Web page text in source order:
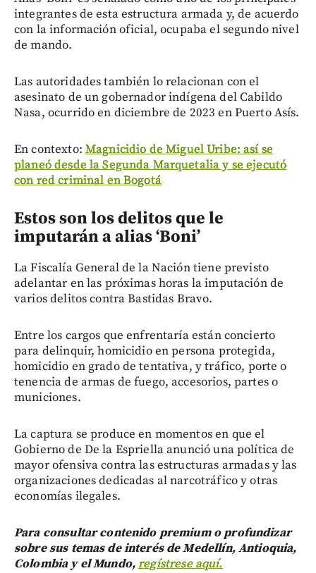
integrantes de esta estructura armada y, de acuerdo
con la información oficial, ocupaba el segundo nivel
de mando.
Las autoridades también lo relacionan con el
asesinato de un gobernador indígena del Cabildo
Nasa, ocurrido en diciembre de 2023 en Puerto Asís.
En contexto: Magnicidio de Miguel Uribe: así se
planeó desde la Segunda Marquetalia y se ejecutó
con red criminal en Bogotá
Estos son los delitos que le
imputarán a alias ‘Boni’
La Fiscalía General de la Nación tiene previsto
adelantar en las próximas horas la imputación de
varios delitos contra Bastidas Bravo.
Entre los cargos que enfrentaría están concierto
para delinquir, homicidio en persona protegida,
homicidio en grado de tentativa, y tráfico, porte o
tenencia de armas de fuego, accesorios, partes o
municiones.
La captura se produce en momentos en que el
Gobierno de De la Espriella anunció una política de
mayor ofensiva contra las estructuras armadas y las
organizaciones dedicadas al narcotráfico y otras
economías ilegales.
Para consultar contenido premium o profundizar
sobre sus temas de interés de Medellín, Antioquia,
Colombia y el Mundo,regístrese aquí.